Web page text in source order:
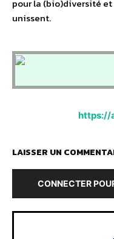
pour la (bio)diversité
unissent.
https://
LAISSER UN
CONNECTER